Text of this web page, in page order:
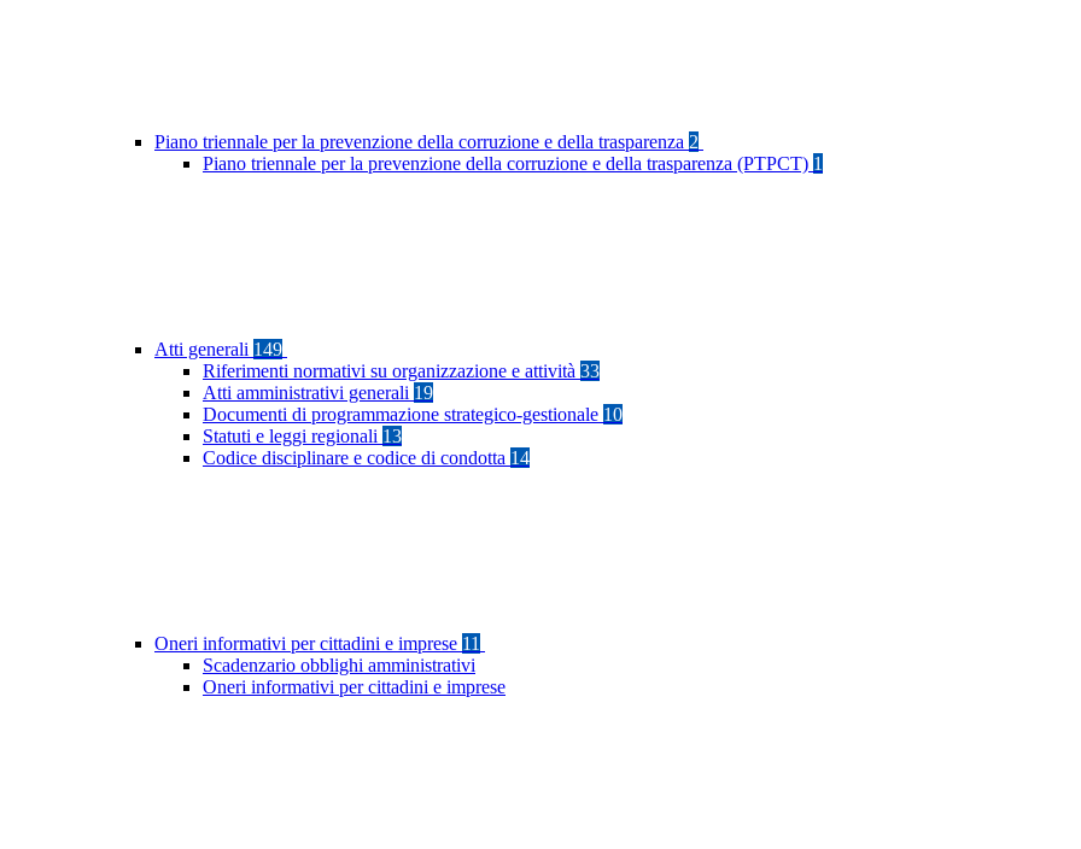
Piano triennale per la prevenzione della corruzione e della trasparenza 2
Piano triennale per la prevenzione della corruzione e della trasparenza (PTPCT) 1
Atti generali 149
Riferimenti normativi su organizzazione e attività 33
Atti amministrativi generali 19
Documenti di programmazione strategico-gestionale 10
Statuti e leggi regionali 13
Codice disciplinare e codice di condotta 14
Oneri informativi per cittadini e imprese 11
Scadenzario obblighi amministrativi
Oneri informativi per cittadini e imprese